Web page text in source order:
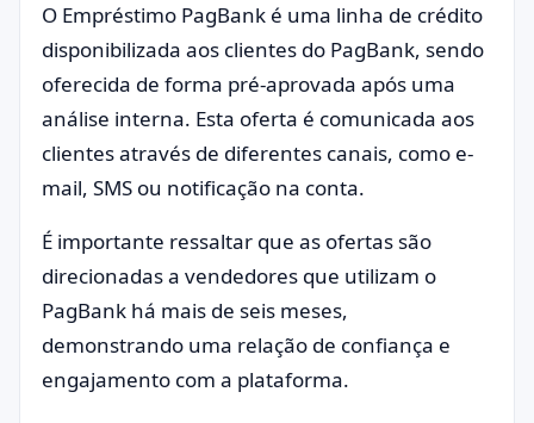
O Empréstimo PagBank é uma linha de crédito
disponibilizada aos clientes do PagBank, sendo
oferecida de forma pré-aprovada após uma
análise interna. Esta oferta é comunicada aos
clientes através de diferentes canais, como e-
mail, SMS ou notificação na conta.
É importante ressaltar que as ofertas são
direcionadas a vendedores que utilizam o
PagBank há mais de seis meses,
demonstrando uma relação de confiança e
engajamento com a plataforma.